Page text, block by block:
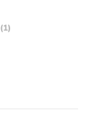
(1)